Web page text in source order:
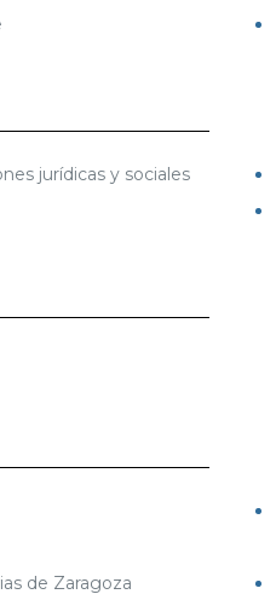
jurídicas y sociales
de Zaragoza